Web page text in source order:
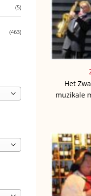
(5)
(463)
Het
muzikale